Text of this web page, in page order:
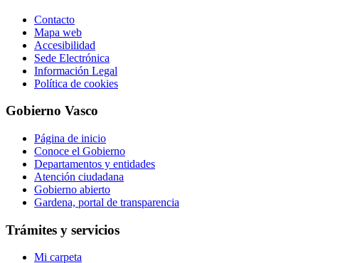
Contacto
Mapa web
Accesibilidad
Sede Electrónica
Información Legal
Política de cookies
Gobierno Vasco
Página de inicio
Conoce el Gobierno
Departamentos y entidades
Atención ciudadana
Gobierno abierto
Gardena, portal de transparencia
Trámites y servicios
Mi carpeta